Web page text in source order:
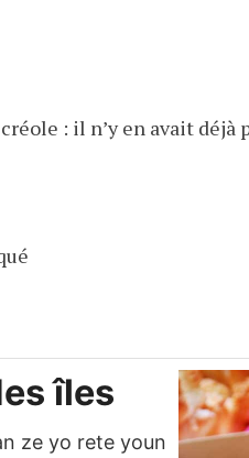
: il n’y en avait déjà
îles
ze yo rete youn